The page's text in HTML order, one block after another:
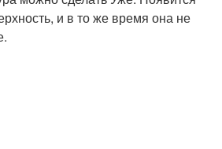
и в то же время она не